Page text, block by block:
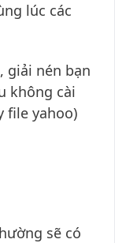
lúc các
giải nén bạn
không cài
file yahoo)
sẽ có